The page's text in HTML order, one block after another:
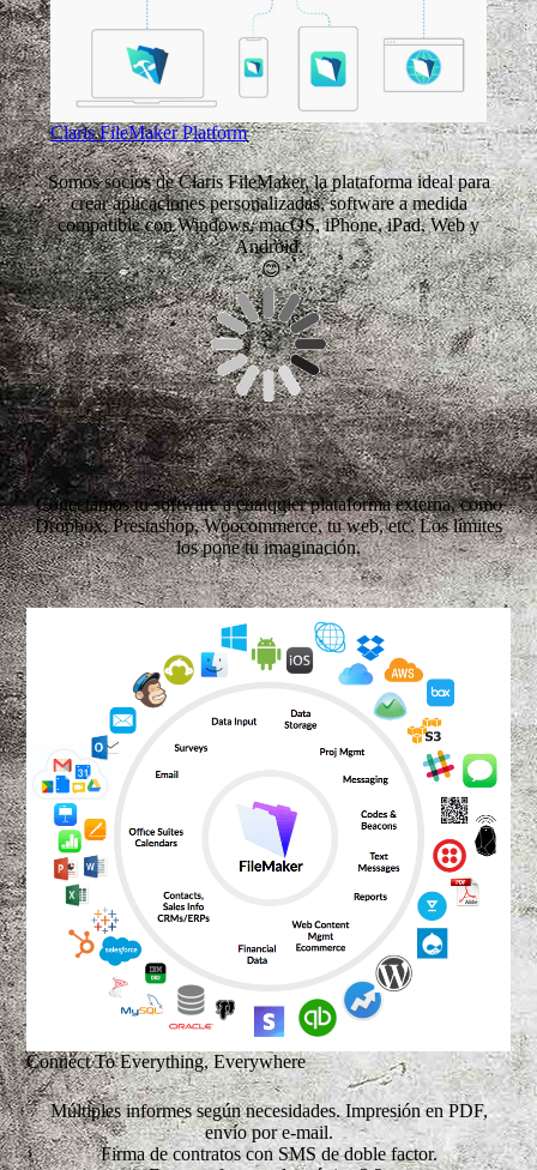
Claris FileMaker Platform
Somos socios de Claris FileMaker, la plataforma ideal para
crear aplicaciones personalizadas, software a medida
compatible con Windows, macOS, iPhone, iPad, Web y
Android.
😊
Conectamos tu software a cualquier plataforma externa, como
Dropbox, Prestashop, Woocommerce, tu web, etc. Los límites
los pone tu imaginación.
Connect To Everything, Everywhere
Múltiples informes según necesidades. Impresión en PDF,
envío por e-mail.
Firma de contratos con SMS de doble factor.